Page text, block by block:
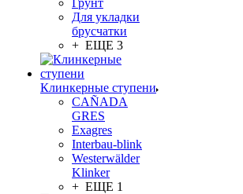
Грунт
Для укладки
брусчатки
+ ЕЩЕ 3
Клинкерные ступени
CAÑADA
GRES
Exagres
Interbau-blink
Westerwälder
Klinker
+ ЕЩЕ 1